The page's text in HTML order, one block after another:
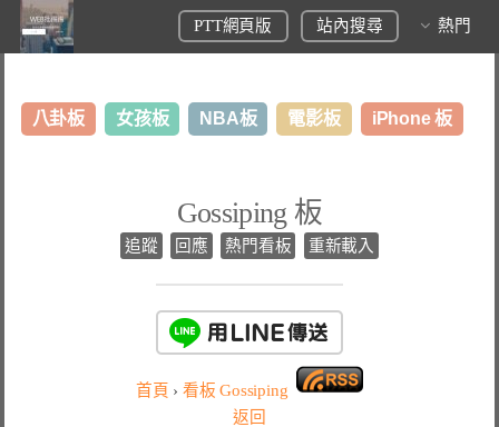
PTT網頁版 站內搜尋 熱門
八卦板 女孩板 NBA板 電影板 iPhone 板
Gossiping 板
追蹤 回應 熱門看板 重新載入
首頁 › 看板Gossiping
返回